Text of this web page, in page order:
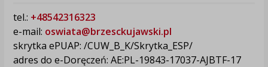
tel.: +48542316323
e-mail: oswiata@brzesckujawski.pl
skrytka ePUAP: /CUW_B_K/Skrytka_ESP/
adres do e-Doręczeń: AE:PL-19843-17037-AJBTF-17